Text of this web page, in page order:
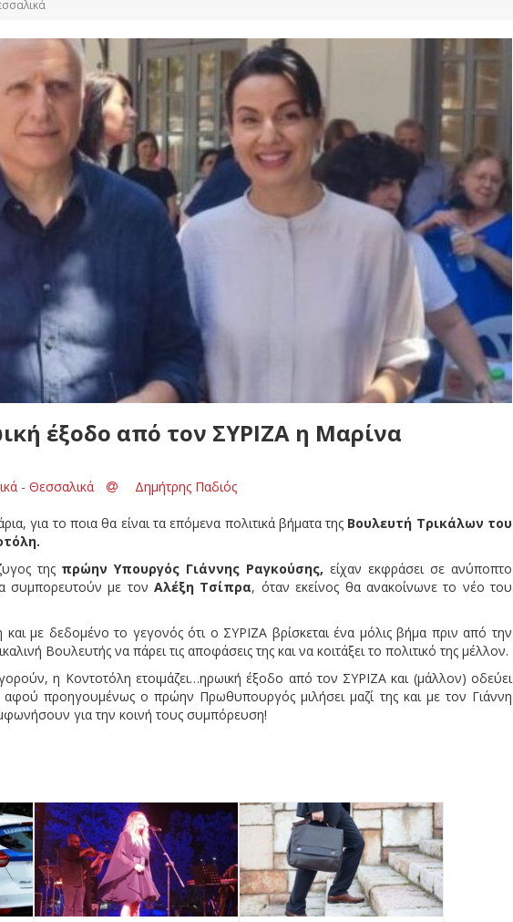
έξοδο από τον ΣΥΡΙΖΑ η Μαρίνα
- Θεσσαλικά Δημήτρης Παδιός
για το ποια θα είναι τα επόμενα πολιτικά βήματα της Βουλευτή Τρικάλων του
της πρώην Υπουργός Γιάννης Ραγκούσης, είχαν εκφράσει σε ανύποπτο
συμπορευτούν με τον Αλέξη Τσίπρα, όταν εκείνος θα ανακοίνωνε το νέο του
με δεδομένο το γεγονός ότι ο ΣΥΡΙΖΑ βρίσκεται ένα μόλις βήμα πριν από την
Βουλευτής να πάρει τις αποφάσεις της και να κοιτάξει το πολιτικό της μέλλον.
η Κοντοτόλη ετοιμάζει…ηρωική έξοδο από τον ΣΥΡΙΖΑ και (μάλλον) οδεύει
προηγουμένως ο πρώην Πρωθυπουργός μιλήσει μαζί της και με τον Γιάννη
για την κοινή τους συμπόρευση!